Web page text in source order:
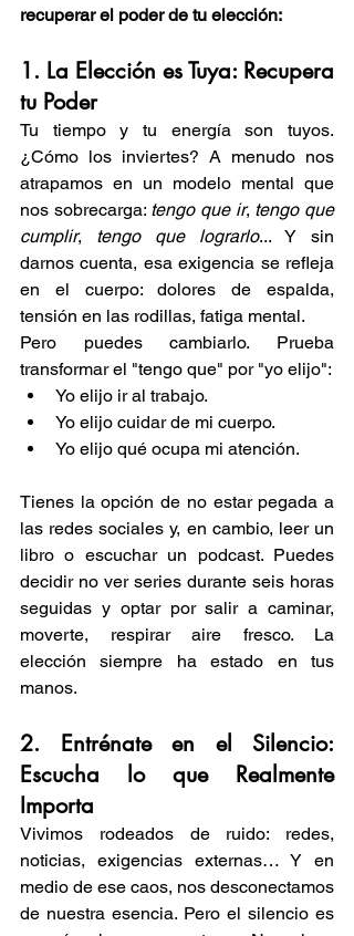
recuperar el poder de tu elección:
1. La Elección es Tuya: Recupera
tu Poder
Tu tiempo y tu energía son tuyos.
¿Cómo los inviertes? A menudo nos
atrapamos en un modelo mental que
nos sobrecarga: tengo que ir, tengo que
cumplir, tengo que lograrlo... Y sin
darnos cuenta, esa exigencia se refleja
en el cuerpo: dolores de espalda,
tensión en las rodillas, fatiga mental.
Pero puedes cambiarlo. Prueba
transformar el "tengo que" por "yo elijo":
Yo elijo ir al trabajo.
Yo elijo cuidar de mi cuerpo.
Yo elijo qué ocupa mi atención.
Tienes la opción de no estar pegada a
las redes sociales y, en cambio, leer un
libro o escuchar un podcast. Puedes
decidir no ver series durante seis horas
seguidas y optar por salir a caminar,
moverte, respirar aire fresco. La
elección siempre ha estado en tus
manos.
2. Entrénate en el Silencio:
Escucha lo que Realmente
Importa
Vivimos rodeados de ruido: redes,
noticias, exigencias externas… Y en
medio de ese caos, nos desconectamos
de nuestra esencia. Pero el silencio es